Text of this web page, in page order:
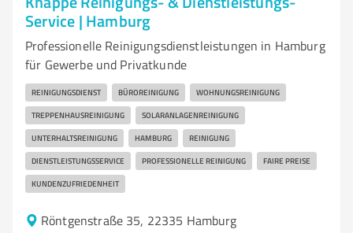
Service | Hamburg
Professionelle Reinigungsdienstleistungen in Hamburg
für Gewerbe und Privatkunde
REINIGUNGSDIENST BÜROREINIGUNG WOHNUNGSREINIGUNG
TREPPENHAUSREINIGUNG SOLARANLAGENREINIGUNG
UNTERHALTSREINIGUNG HAMBURG REINIGUNG
DIENSTLEISTUNGSSERVICE PROFESSIONELLE REINIGUNG FAIRE PREISE
KUNDENZUFRIEDENHEIT
Röntgenstraße 35, 22335 Hamburg